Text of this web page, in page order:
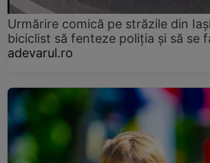
Urmărire comică pe străzile din
biciclist să fenteze poliția și să se
adevarul.ro